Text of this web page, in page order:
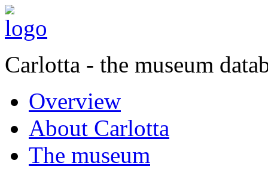
Carlotta - the museum
Overview
About Carlotta
The museum